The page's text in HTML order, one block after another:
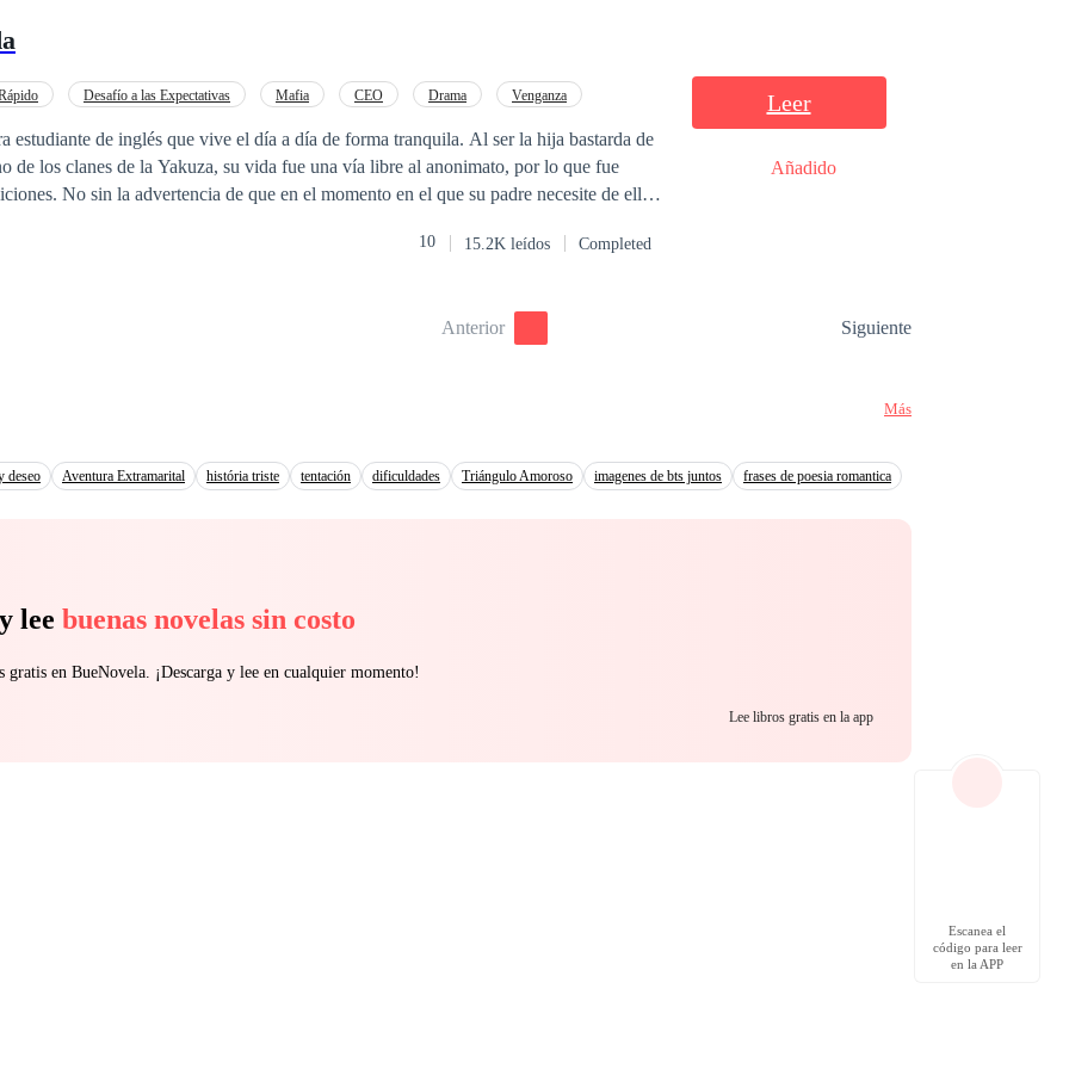
en este mundo implacable?
Desafío a las Expectativas Mafia CEO Drama
Venganza
de inglés que vive el día a día de forma tranquila. Al ser la hija bastarda de
de los clanes de la Yakuza, su vida fue una vía libre al anonimato, por lo que fue
No sin la advertencia de que en el momento en el que su padre necesite de ella
en la que no solo es expuesta ante todo el clan, sino que es exhibida frente a otros
hacer las alianzas correctas para fortalecerse con todo lo que necesita para vénganse
10 15.2K leídos Completed
Leer
Añadido
Anterior Siguiente
Más
deseo Aventura Extramarital história triste tentación dificuldades Triángulo Amoroso imagenes de bts juntos frases de poesia romantica
lee buenas novelas sin costo
gratis en BueNovela. ¡Descarga y lee en cualquier momento!
Lee libros gratis en la app
Escanea el
código para leer
en la APP